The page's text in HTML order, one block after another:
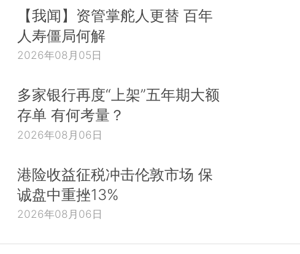
【我闻】资管掌舵人更替 百年
人寿僵局何解
2026年08月05日
多家银行再度“上架”五年期大额
存单 有何考量？
2026年08月06日
港险收益征税冲击伦敦市场 保
诚盘中重挫13%
2026年08月06日